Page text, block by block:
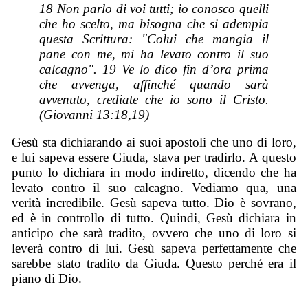
18 Non parlo di voi tutti; io conosco quelli
che ho scelto, ma bisogna che si adempia
questa Scrittura: "Colui che mangia il
pane con me, mi ha levato contro il suo
calcagno". 19 Ve lo dico fin d’ora prima
che avvenga, affinché quando sarà
avvenuto, crediate che io sono il Cristo.
(Giovanni 13:18,19)
Gesù sta dichiarando ai suoi apostoli che uno di loro,
e lui sapeva essere Giuda, stava per tradirlo. A questo
punto lo dichiara in modo indiretto, dicendo che ha
levato contro il suo calcagno. Vediamo qua, una
verità incredibile. Gesù sapeva tutto. Dio è sovrano,
ed è in controllo di tutto. Quindi, Gesù dichiara in
anticipo che sarà tradito, ovvero che uno di loro si
leverà contro di lui. Gesù sapeva perfettamente che
sarebbe stato tradito da Giuda. Questo perché era il
piano di Dio.